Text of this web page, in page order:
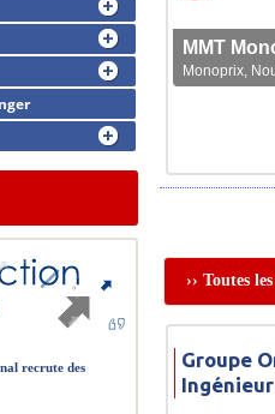
MMT
Monoprix,
›› Toutes
Groupe
recrute des